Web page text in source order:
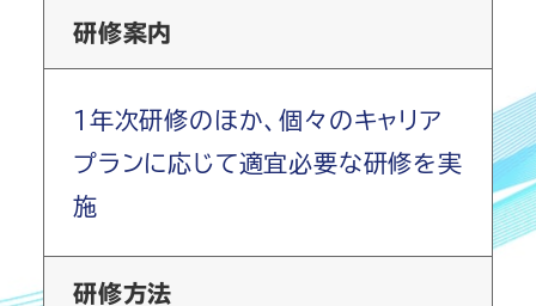
研修案内
1年次研修のほか、個々のキャリア
プランに応じて適宜必要な研修を実
施
研修方法